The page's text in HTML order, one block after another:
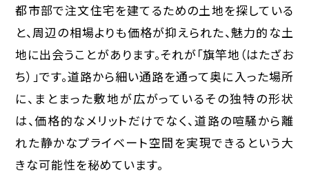
都市部で注文住宅を建てるための土地を探している
と、周辺の相場よりも価格が抑えられた、魅力的な土
地に出会うことがあります。それが「旗竿地（はたざお
ち）」です。道路から細い通路を通って奥に入った場所
に、まとまった敷地が広がっているその独特の形状
は、価格的なメリットだけでなく、道路の喧騒から離
れた静かなプライベート空間を実現できるという大
きな可能性を秘めています。